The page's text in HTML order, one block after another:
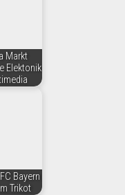
Markt
Elektonik
Bayern
Trikot